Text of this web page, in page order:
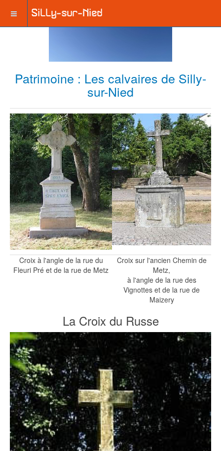
Patrimoine : Les calvaires de Silly-
sur-Nied
Croix à l'angle de la rue du
Fleuri Pré et de la rue de Metz
Croix sur l'ancien Chemin de
Metz,
à l'angle de la rue des
Vignottes et de la rue de
Maizery
La Croix du Russe